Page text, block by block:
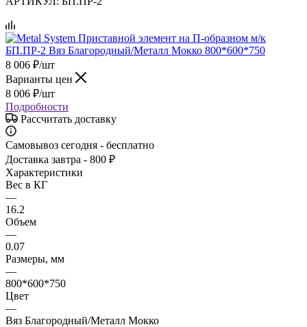
8 006 ₽/шт
Варианты цен
8 006 ₽/шт
Подробности
Рассчитать доставку
Самовывоз сегодня - бесплатно
Доставка завтра - 800 ₽
Характеристики
Вес в КГ
—
16.2
Объем
—
0.07
Размеры, мм
—
800*600*750
Цвет
—
Вяз Благородный/Металл Мокко